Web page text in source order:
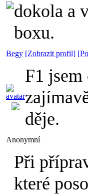
dokola a
boxu.
Begy [Zobrazit profil]
F1
děje.
Anonymní
Při
které